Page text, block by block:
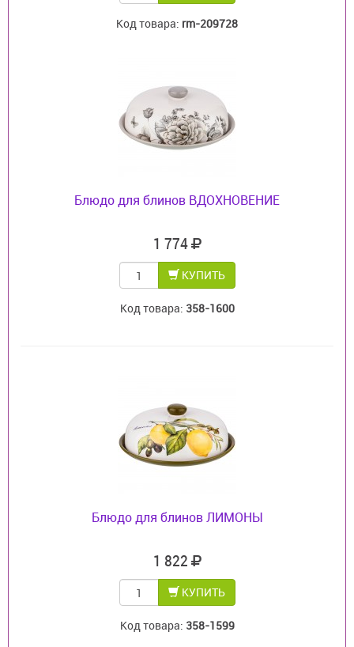
Код товара: rm-209728
Блюдо для блинов ВДОХНОВЕНИЕ
1 774
КУПИТЬ
Код товара: 358-1600
Блюдо для блинов ЛИМОНЫ
1 822
КУПИТЬ
Код товара: 358-1599